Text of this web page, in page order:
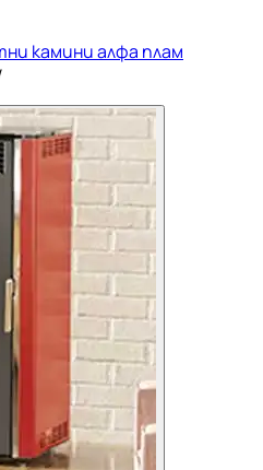
камини алфа плам